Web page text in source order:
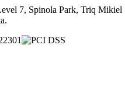
7, Spinola Park, Triq Mikiel